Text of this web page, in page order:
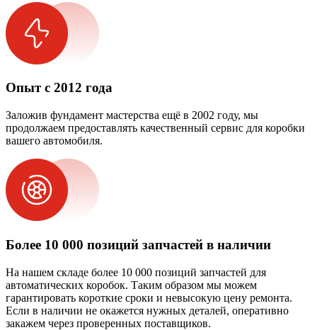
Опыт с 2012 года
Заложив фундамент мастерства ещё в 2002 году, мы
продолжаем предоставлять качественный сервис для коробки
вашего автомобиля.
Более 10 000 позиций запчастей в наличии
На нашем складе более 10 000 позиций запчастей для
автоматических коробок. Таким образом мы можем
гарантировать короткие сроки и невысокую цену ремонта.
Если в наличии не окажется нужных деталей, оперативно
закажем через проверенных поставщиков.